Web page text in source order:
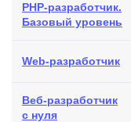
PHP-разработчик.
Базовый уровень
Web-разработчик
Веб-разработчик
с нуля